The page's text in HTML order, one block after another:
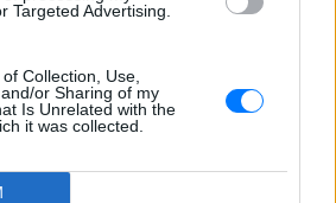
Targeted Advertising.
Collection, Use,
or Sharing of my
Is Unrelated with the
it was collected.